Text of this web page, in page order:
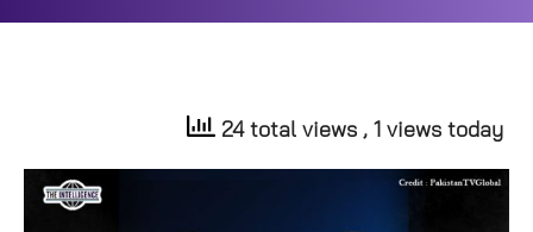
24 total views , 1 views today